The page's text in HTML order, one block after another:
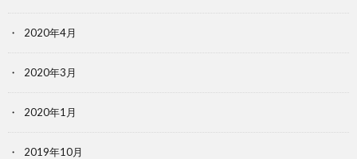
2020年4月
2020年3月
2020年1月
2019年10月